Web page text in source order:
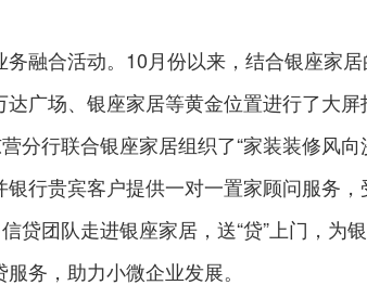
合活动。10月份以来，结合银座家居
广场、银座家居等黄金位置进行了大
分行联合银座家居组织了“家装装修风向
行贵宾客户提供一对一置家顾问服务
贷团队走进银座家居，送“贷”上门，为
务，助力小微企业发展。